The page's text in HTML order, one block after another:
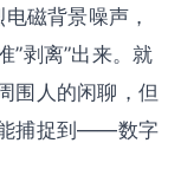
磁背景噪声，
”剥离”出来。就
围人的闲聊，但
能捕捉到——数字